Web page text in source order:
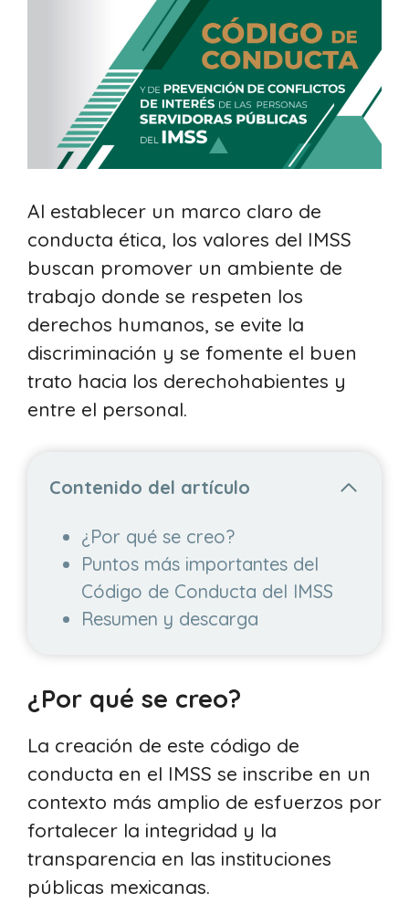
Al establecer un marco claro de
conducta ética, los valores del IMSS
buscan promover un ambiente de
trabajo donde se respeten los
derechos humanos, se evite la
discriminación y se fomente el buen
trato hacia los derechohabientes y
entre el personal.
Contenido del artículo
¿Por qué se creo?
Puntos más importantes del
Código de Conducta del IMSS
Resumen y descarga
¿Por qué se creo?
La creación de este código de
conducta en el IMSS se inscribe en un
contexto más amplio de esfuerzos por
fortalecer la integridad y la
transparencia en las instituciones
públicas mexicanas.